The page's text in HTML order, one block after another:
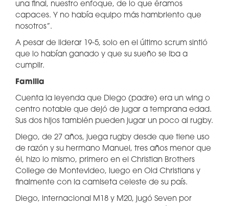
una final, nuestro enfoque, de lo que éramos
capaces. Y no había equipo más hambriento que
nosotros”.
A pesar de liderar 19-5, solo en el último scrum sintió
que lo habían ganado y que su sueño se iba a
cumplir.
Familia
Cuenta la leyenda que Diego (padre) era un wing o
centro notable que dejó de jugar a temprana edad.
Sus dos hijos también pueden jugar un poco al rugby.
Diego, de 27 años, juega rugby desde que tiene uso
de razón y su hermano Manuel, tres años menor que
él, hizo lo mismo, primero en el Christian Brothers
College de Montevideo, luego en Old Christians y
finalmente con la camiseta celeste de su país.
Diego, internacional M18 y M20, jugó Seven por